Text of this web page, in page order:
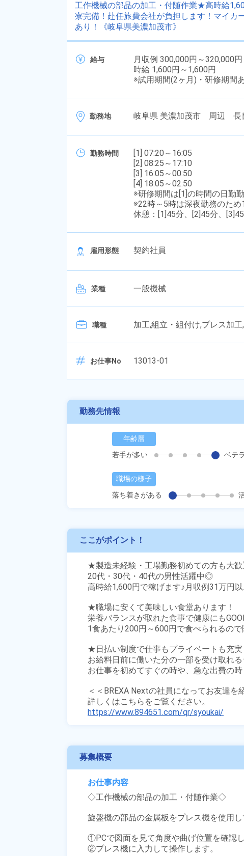
工作機械の部品の加工・付随作業★高時給
寮完備！赴任旅費会社が負担します！マイカ
あり！《岐阜県美濃加茂市》
給与
月収例 300,000円～320,000円
時給 1,600円～1,600円
※試用期間(2ヶ月)・研修期間
勤務地 岐阜県 美濃加茂市 周辺 長
勤務時間
[1] 07:20～16:05
[2] 08:25～17:10
[3] 16:05～00:50
[4] 18:05～02:50
※研修期間は[1]の時間の日勤
※22時～5時は深夜勤務のため
休憩：[1]45分、[2]45分、
雇用形態 契約社員
業種 一般機械
職種 加工,組立・組付け,プレス加
お仕事No 13013-01
勤務先情報
年齢層
若手が多い
ベテ
職場の様子
落ち着きがある
ここがポイント！
★製造未経験・工場勤務初めての方も大歓
20代・30代・40代の男性活躍中◎
高時給1,600円で稼げます♪月収例31万円以
★職場に安くて美味しい食堂あります！
栄養バランスが取れた食事で健康にも
1食あたり200円～600円で食べられるの
★日払い制度で仕事もプライベートも充実
お給料日前に働いた分の一部を受け取れる
お仕事を初めてすぐの時や、急な出費の
＜＜BREXA Nextの社員になってお友達
https://www.894651.com/qr/syoukai/
募集概要
お仕事内容
◇工作機械の部品の加工・付随作業◇
旋盤機の部品の金属板をプレス機を使用し
①PCで図面を見て角度や曲げ位置を確認し
②プレス機に入力して操作します。